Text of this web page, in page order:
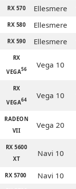
RX 570 Ellesmere
RX 580 Ellesmere
RX 590 Ellesmere
RX
VEGA56 Vega 10
RX
VEGA64 Vega 10
RADEON
VII
Vega 20
RX 5600
XT
Navi 10
RX 5700 Navi 10